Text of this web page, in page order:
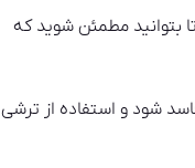
بتوانید مطمئن شوید که
شود و استفاده از ترشی